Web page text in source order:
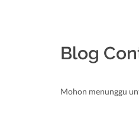
Blog
Mohon menunggu